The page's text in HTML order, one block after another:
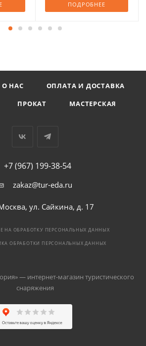
ПОДРОБНЕЕ
О НАС
ОПЛАТА И ДОСТАВКА
ПРОКАТ МАСТЕРСКАЯ
+7 (967) 199-38-54
zakaz@tur-eda.ru
ул. Сайкина, д. 17
НА ОБРАБОТКУ ПЕРСОНАЛЬНЫХ ДАННЫХ
ОБРАБОТКИ ПЕРСОНАЛЬНЫХ ДАННЫХ
— интернет-магазин туристического
снаряжения